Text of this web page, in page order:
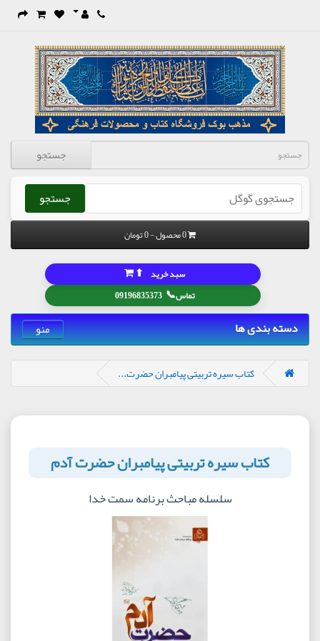
جستجو
جستجو
0 محصول - 0 تومان
تماس📞
09196835373
سبد خرید ⬆
دسته بندی ها منو
کتاب سیره تربیتی پیامبران حضرت...
کتاب سیره تربیتی پیامبران حضرت آدم
سلسله مباحث برنامه سمت خدا